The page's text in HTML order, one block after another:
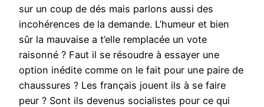
sur un coup de dés mais parlons aussi des
incohérences de la demande. L’humeur et bien
sûr la mauvaise a t’elle remplacée un vote
raisonné ? Faut il se résoudre à essayer une
option inédite comme on le fait pour une paire de
chaussures ? Les français jouent ils à se faire
peur ? Sont ils devenus socialistes pour ce qui